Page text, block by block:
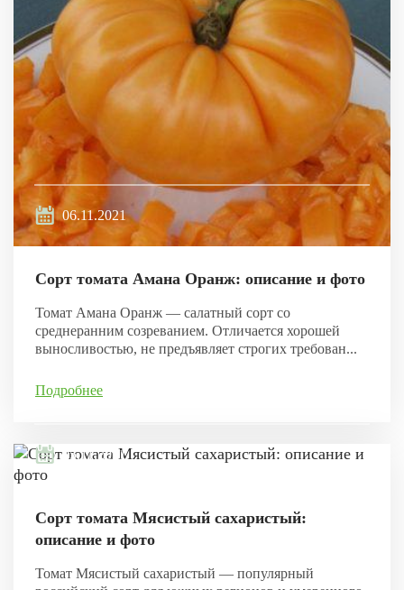
06.11.2021
Сорт томата Амана Оранж: описание и фото
Томат Амана Оранж — салатный сорт со
среднеранним созреванием. Отличается хорошей
выносливостью, не предъявляет строгих требован...
Подробнее
05.11.2021
Сорт томата Мясистый сахаристый:
описание и фото
Томат Мясистый сахаристый — популярный